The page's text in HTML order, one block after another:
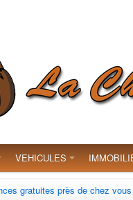
VEHICULES
gratuites près de chez vous